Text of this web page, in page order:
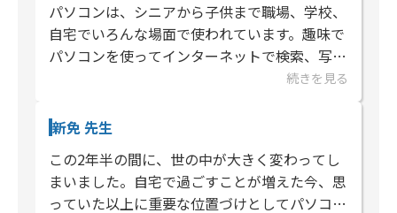
パソコンは、シニアから子供まで職場、学校、
自宅でいろんな場面で使われています。趣味で
パソコンを使ってインターネットで検索、写真
整理、年賀状作成、家計簿。学校のレポート作
続きを見る
新免 先生
この2年半の間に、世の中が大きく変わってし
まいました。自宅で過ごすことが増えた今、思
っていた以上に重要な位置づけとしてパソコン